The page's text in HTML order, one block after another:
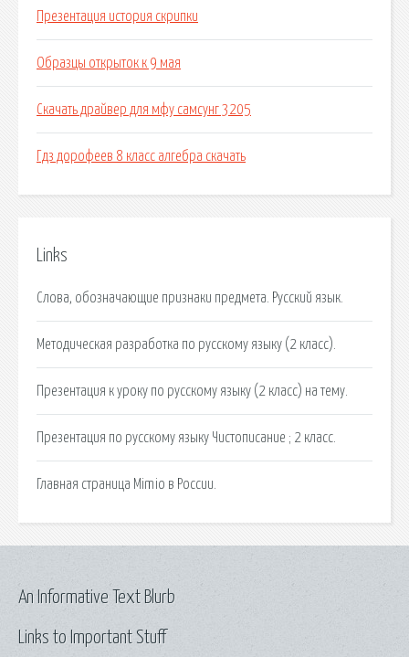
Презентация история скрипки
Образцы открыток к 9 мая
Скачать драйвер для мфу самсунг 3205
Гдз дорофеев 8 класс алгебра скачать
Links
Слова, обозначающие признаки предмета. Русский язык.
Методическая разработка по русскому языку (2 класс).
Презентация к уроку по русскому языку (2 класс) на тему.
Презентация по русскому языку Чистописание ; 2 класс.
Главная страница Mimio в России.
Links to Important Stuff
An Informative Text Blurb